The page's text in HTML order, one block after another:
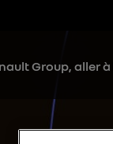
Group, aller